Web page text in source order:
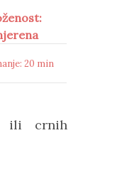
20 min
ili crnih